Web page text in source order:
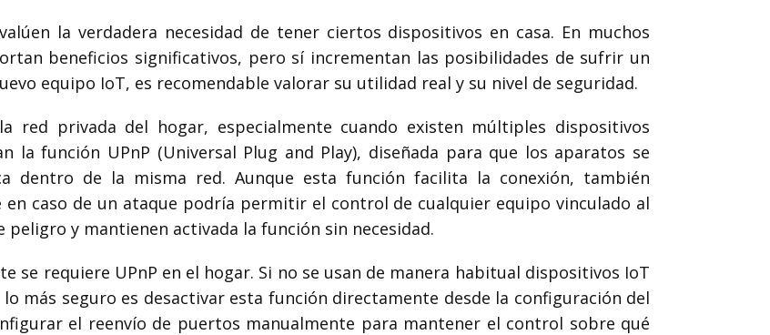
la verdadera necesidad de tener ciertos dispositivos en casa. En muchos
beneficios significativos, pero sí incrementan las posibilidades de sufrir un
equipo IoT, es recomendable valorar su utilidad real y su nivel de seguridad.
privada del hogar, especialmente cuando existen múltiples dispositivos
la función UPnP (Universal Plug and Play), diseñada para que los aparatos se
dentro de la misma red. Aunque esta función facilita la conexión, también
caso de un ataque podría permitir el control de cualquier equipo vinculado al
peligro y mantienen activada la función sin necesidad.
se requiere UPnP en el hogar. Si no se usan de manera habitual dispositivos IoT
más seguro es desactivar esta función directamente desde la configuración del
el reenvío de puertos manualmente para mantener el control sobre qué